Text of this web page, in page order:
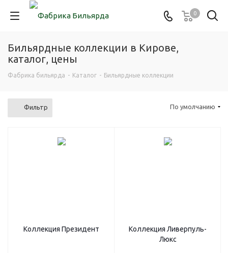
0
Бильярдные коллекции в Кирове,
каталог, цены
Фабрика бильярда - Каталог - Бильярдные коллекции
Фильтр По умолчанию
Коллекция Президент
Коллекция Ливерпуль-
Люкс